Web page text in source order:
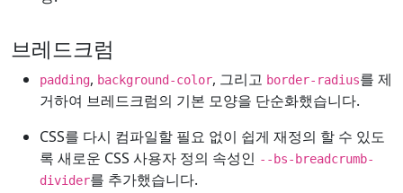
브레드크럼
padding, background-color, 그리고 border-radius를 제
거하여 브레드크럼의 기본 모양을 단순화했습니다.
CSS를 다시 컴파일할 필요 없이 쉽게 재정의 할 수 있도
록 새로운 CSS 사용자 정의 속성인 --bs-breadcrumb-
divider를 추가했습니다.